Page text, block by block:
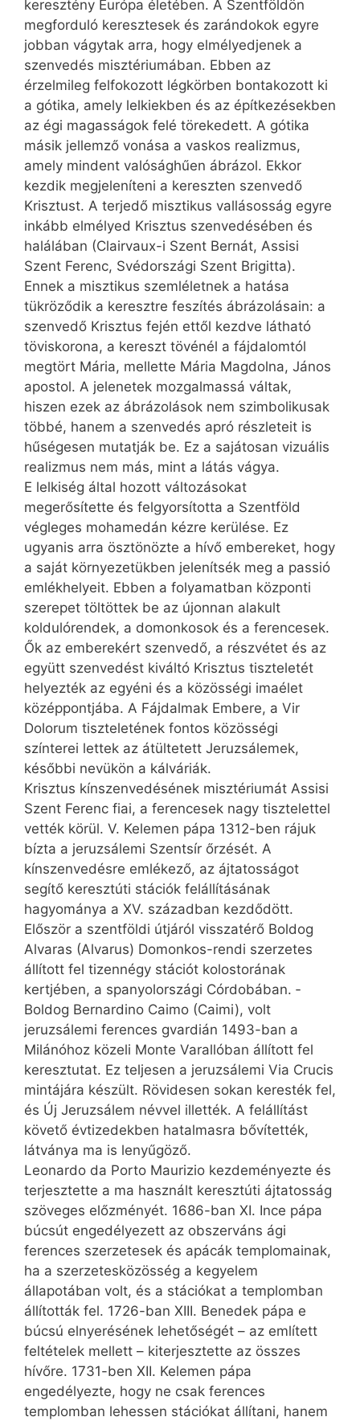
keresztény Európa életében. A Szentföldön
megforduló keresztesek és zarándokok egyre
jobban vágytak arra, hogy elmélyedjenek a
szenvedés misztériumában. Ebben az
érzelmileg felfokozott légkörben bontakozott ki
a gótika, amely lelkiekben és az építkezésekben
az égi magasságok felé törekedett. A gótika
másik jellemző vonása a vaskos realizmus,
amely mindent valósághűen ábrázol. Ekkor
kezdik megjeleníteni a kereszten szenvedő
Krisztust. A terjedő misztikus vallásosság egyre
inkább elmélyed Krisztus szenvedésében és
halálában (Clairvaux-i Szent ­Bernát, Assisi
Szent Ferenc, Svédországi Szent Brigitta).
Ennek a misztikus szemléletnek a hatása
tükröződik a keresztre feszítés ábrázolásain: a
szenvedő Krisztus fején ettől kezdve látható
töviskorona, a kereszt tövénél a fájdalomtól
megtört Mária, mellette Mária Magdolna, János
apostol. A jelenetek mozgalmassá váltak,
hiszen ezek az ábrázolások nem szimbolikusak
többé, hanem a szenvedés apró részleteit is
hűségesen mutatják be. Ez a sajátosan vizuális
realizmus nem más, mint a látás vágya.
E lelkiség által hozott változásokat
megerősítette és felgyorsította a Szentföld
végleges mohamedán kézre kerü­lése. Ez
ugyanis arra ösztönözte a hívő embereket, hogy
a saját környezetükben jelenítsék meg a passió
emlékhelyeit. Ebben a folyamatban központi
szerepet töltöttek be az újonnan alakult
koldulórendek, a domonkosok és a ferencesek.
Ők az emberekért szenvedő, a részvétet és az
együtt szenvedést kiváltó Krisztus tiszteletét
helyezték az egyéni és a közösségi imaélet
középpontjába. A Fájdalmak Embere, a Vir
Dolorum tiszteletének fontos közösségi
színterei lettek az átültetett Jeruzsálemek,
későbbi nevükön a kálváriák.
Krisztus kínszenvedésének misztériumát Assisi
Szent ­Ferenc fiai, a ferencesek nagy tisztelettel
vették körül. V. Kelemen pápa 1312-ben rájuk
bízta a jeruzsálemi Szentsír őrzését. A
kínszenvedésre emlékező, az ájtatosságot
segítő keresztúti stációk felállításának
hagyománya a XV. században kezdődött.
Először a szentföldi útjáról visszatérő Boldog
Alvaras (Alvarus) Domonkos-rendi szerzetes
állított fel tizennégy stációt kolostorának
kertjében, a spanyolországi Córdobában. ­
Boldog Bernardino Caimo (Caimi), volt
jeruzsálemi ferences gvardián 1493-ban a
Milánóhoz közeli Monte Varallóban állított fel
keresztutat. Ez teljesen a jeruzsálemi Via Crucis
mintájára készült. Rövidesen sokan keresték fel,
és Új Jeruzsálem névvel illették. A fel­állítást
követő évtizedekben hatalmasra bővítették,
látványa ma is lenyűgöző.
Leonardo da Porto Maurizio kezdeményezte és
terjesztette a ma használt keresztúti ájtatosság
szöveges előzményét. 1686-ban XI. Ince pápa
búcsút engedélyezett az obszerváns ági
ferences szerzetesek és apácák templomainak,
ha a szerzetesközösség a kegyelem
állapotában volt, és a stációkat a templomban
állították fel. 1726-ban XIII. Benedek pápa e
búcsú elnyerésének lehetőségét – az említett
feltételek mellett – kiterjesztette az összes
hívőre. 1731-ben XII. Kelemen pápa
engedélyezte, hogy ne csak ferences
templomban lehessen stációkat állítani, hanem